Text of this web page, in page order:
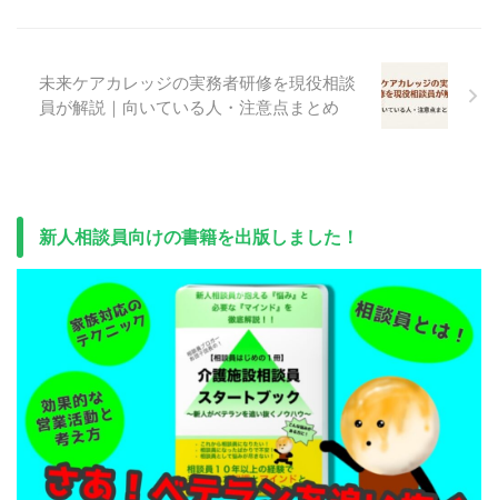
未来ケアカレッジの実務者研修を現役相談
員が解説｜向いている人・注意点まとめ
新人相談員向けの書籍を出版しました！